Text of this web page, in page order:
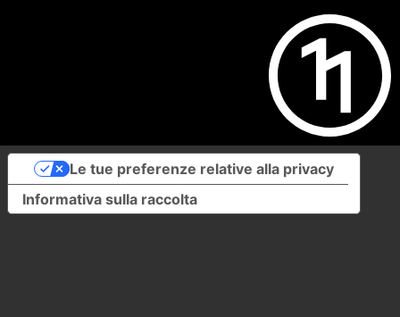
Informativa sulla raccolta
Le tue preferenze relative alla privacy